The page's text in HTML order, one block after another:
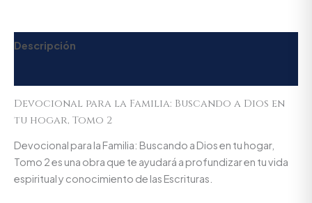
Descripción
Devocional para la Familia: Buscando a Dios en
tu hogar, Tomo 2
Devocional para la Familia: Buscando a Dios en tu hogar,
Tomo 2 es una obra que te ayudará a profundizar en tu vida
espiritual y conocimiento de las Escrituras.